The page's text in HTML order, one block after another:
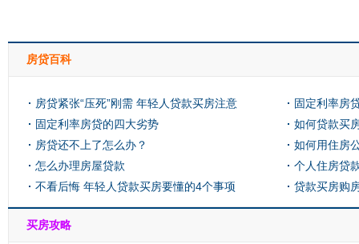
房贷百科
房贷紧张“压死”刚需 年轻人贷款买房注意
啥？
固定利率房贷的四大劣势
房贷还不上了怎么办？
怎么办理房屋贷款
不看后悔 年轻人贷款买房要懂的4个事项
固定利率房
如何贷款买
如何用住房
个人住房贷
贷款买房购
买房攻略